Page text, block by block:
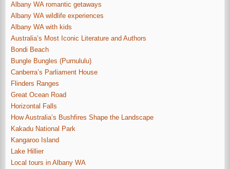
Albany WA romantic getaways
Albany WA wildlife experiences
Albany WA with kids
Australia’s Most Iconic Literature and Authors
Bondi Beach
Bungle Bungles (Purnululu)
Canberra’s Parliament House
Flinders Ranges
Great Ocean Road
Horizontal Falls
How Australia’s Bushfires Shape the Landscape
Kakadu National Park
Kangaroo Island
Lake Hillier
Local tours in Albany WA